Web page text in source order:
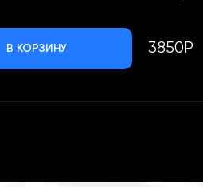
В КОРЗИНУ 3850Р